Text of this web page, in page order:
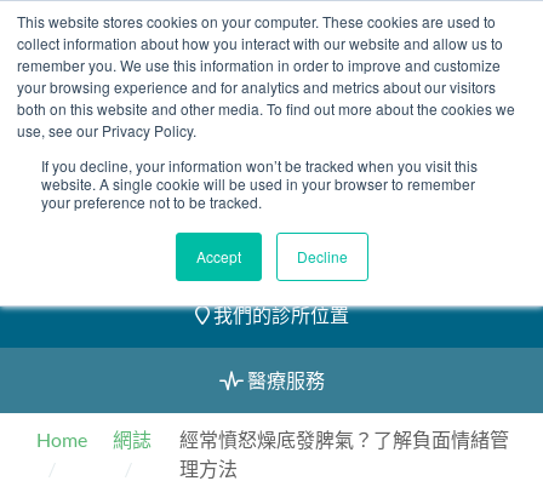
This website stores cookies on your computer. These cookies are used to
collect information about how you interact with our website and allow us to
remember you. We use this information in order to improve and customize
your browsing experience and for analytics and metrics about our visitors
both on this website and other media. To find out more about the cookies we
use, see our Privacy Policy.
If you decline, your information won’t be tracked when you visit this
website. A single cookie will be used in your browser to remember
your preference not to be tracked.
Accept Decline
Skip
to
content
2155 9055
預約
我們的醫護團隊
我們的診所位置
醫療服務
Home 網誌
經常憤怒燥底發脾氣？了解負面情緒管
理方法